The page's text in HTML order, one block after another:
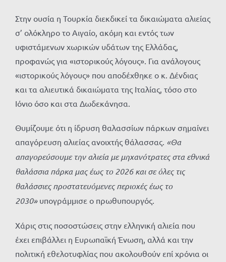
Στην ουσία η Τουρκία διεκδικεί τα δικαιώματα αλιείας
σ’ ολόκληρο το Αιγαίο, ακόμη και εντός των
υφιστάμενων χωρικών υδάτων της Ελλάδας,
προφανώς για «ιστορικούς λόγους». Για ανάλογους
«ιστορικούς λόγους» που αποδέχθηκε ο κ. Δένδιας
και τα αλιευτικά δικαιώματα της Ιταλίας, τόσο στο
Ιόνιο όσο και στα Δωδεκάνησα.
Θυμίζουμε ότι η ίδρυση θαλασσίων πάρκων σημαίνει
απαγόρευση αλιείας ανοιχτής θάλασσας. «Θα
απαγορεύσουμε την αλιεία με μηχανότρατες στα εθνικά
θαλάσσια πάρκα μας έως το 2026 και σε όλες τις
θαλάσσιες προστατευόμενες περιοχές έως το
2030»υπογράμμισε ο πρωθυπουργός.
Χάρις στις ποσοστώσεις στην ελληνική αλιεία που
έχει επιβάλλει η Ευρωπαϊκή Ένωση, αλλά και την
πολιτική εθελοτυφλίας που ακολουθούν επί χρόνια οι